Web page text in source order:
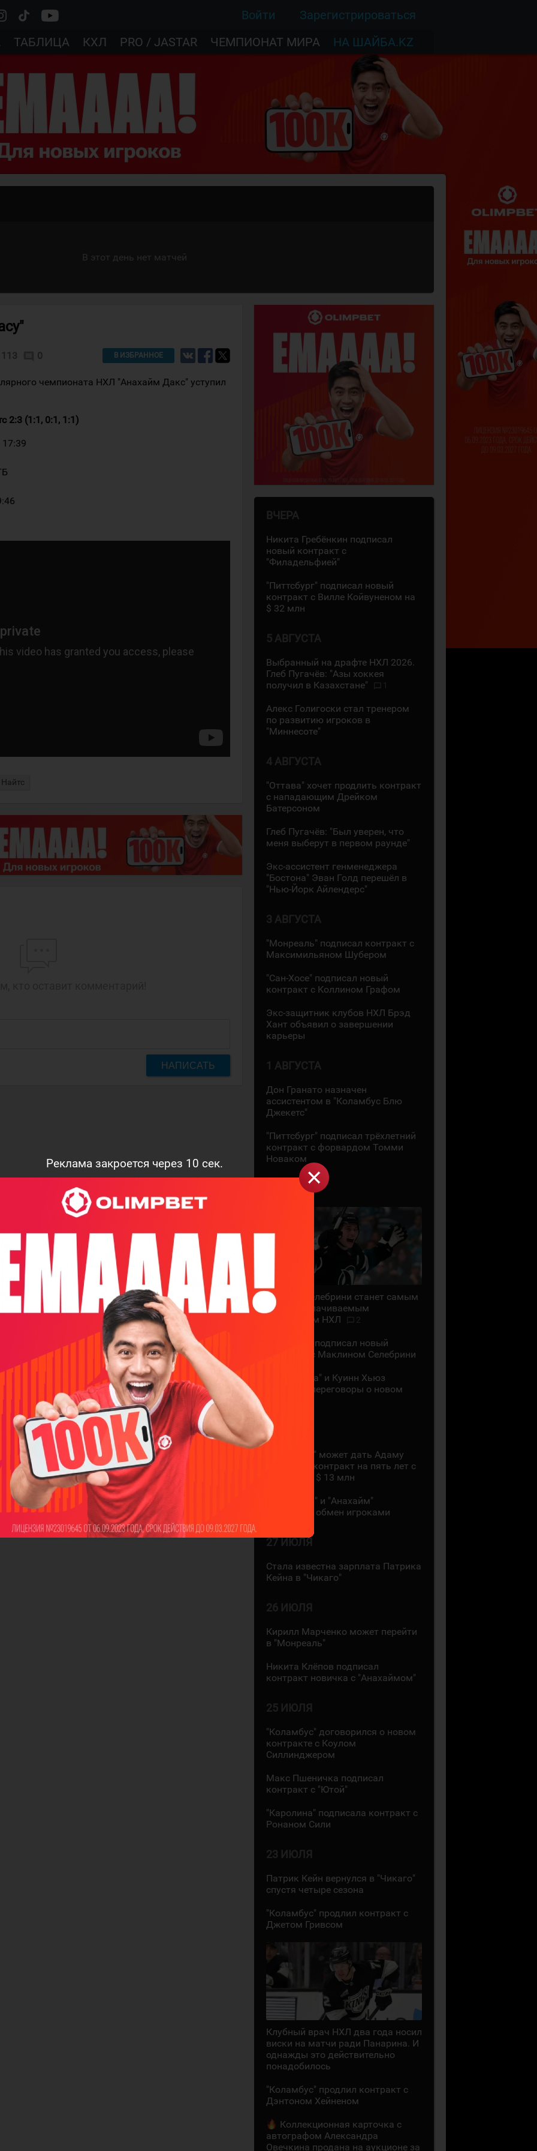
Реклама закроется через9сек.
Войти
Зарегистрироваться
ТАБЛИЦА КХЛ PRO / JASTAR ЧЕМПИОНАТ МИРА НА ШАЙБА.KZ
В этот день нет матчей
113 0 В ИЗБРАННОЕ
чемпионата НХЛ "Анахайм Дакс" уступил
2:3 (1:1, 0:1, 1:1)
НАПИСАТЬ
ВЧЕРА
Никита Гребёнкин подписал
новый контракт с
"Филадельфией"
"Питтсбург" подписал новый
контракт с Вилле Койвуненом на
$ 32 млн
5 АВГУСТА
Выбранный на драфте НХЛ 2026.
Глеб Пугачёв: "Азы хоккея
получил в Казахстане"
Алекс Голигоски стал тренером
по развитию игроков в
"Миннесоте"
4 АВГУСТА
"Оттава" хочет продлить контракт
с нападающим Дрейком
Батерсоном
Глеб Пугачёв: "Был уверен, что
меня выберут в первом раунде"
Экс-ассистент генменеджера
"Бостона" Эван Голд перешёл в
"Нью-Йорк Айлендерс"
3 АВГУСТА
"Монреаль" подписал контракт с
Максимильяном Шубером
"Сан-Хосе" подписал новый
контракт с Коллином Графом
Экс-защитник клубов НХЛ Брэд
Хант объявил о завершении
карьеры
1 АВГУСТА
Дон Гранато назначен
ассистентом в "Коламбус Блю
Джекетс"
"Питтсбург" подписал трёхлетний
контракт с форвардом Томми
Новаком
29 ИЮЛЯ
Маклин Селебрини станет самым
высокооплачиваемым
хоккеистом НХЛ
"Сан-Хосе" подписал новый
контракт с Маклином Селебрини
"Миннесота" и Куинн Хьюз
проведут переговоры о новом
28 ИЮЛЯ
"Коламбус" может дать Адаму
Фантилли контракт на пять лет с
зарплатой $ 13 млн
"Монреаль" и "Анахайм"
произвели обмен игроками
27 ИЮЛЯ
Стала известна зарплата Патрика
Кейна в "Чикаго"
26 ИЮЛЯ
Кирилл Марченко может перейти
в "Монреаль"
Никита Клёпов подписал
контракт новичка с "Анахаймом"
25 ИЮЛЯ
"Коламбус" договорился о новом
контракте с Коулом
Силлинджером
Макс Пшеничка подписал
контракт с "Ютой"
"Каролина" подписала контракт с
Ронаном Сили
23 ИЮЛЯ
Патрик Кейн вернулся в "Чикаго"
спустя четыре сезона
"Коламбус" продлил контракт с
Джетом Гривсом
Клубный врач НХЛ два года носил
виски на матчи ради Панарина. И
однажды это действительно
понадобилось
"Коламбус" продлил контракт с
Дэнтоном Хейненом
Коллекционная карточка с
автографом Александра
Овечкина продана на аукционе за